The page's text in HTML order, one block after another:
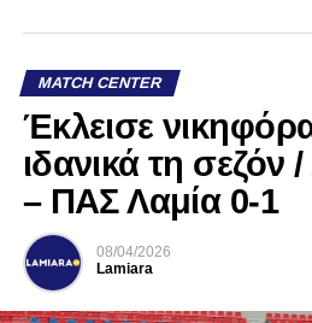
MATCH CENTER
Έκλεισε
ιδανικά τη σεζόν
– ΠΑΣ Λαμία 0-1
08/04/2026
Lamiara